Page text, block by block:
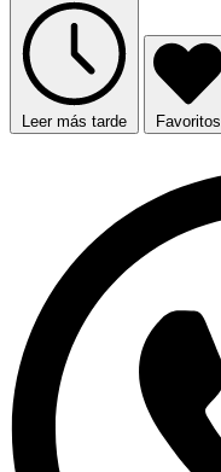
Leer más tarde Favoritos